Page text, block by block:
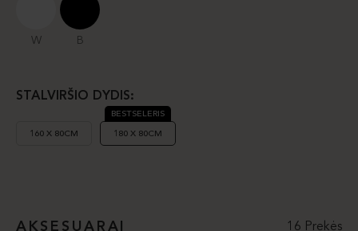
W B
STALVIRŠIO DYDIS:
160 X 80CM
BESTSELERIS
180 X 80CM
AKSESUARAI 16 Prekės